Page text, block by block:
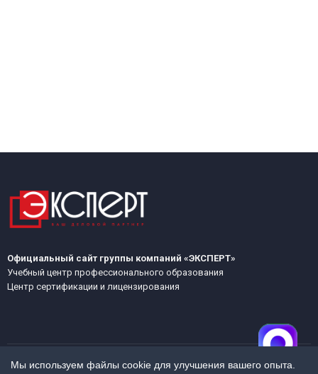
Официальный сайт группы компаний «ЭКСПЕРТ»
Учебный центр профессионального образования
Центр сертификации и лицензирования
Мы используем файлы cookie для улучшения вашего опыта.